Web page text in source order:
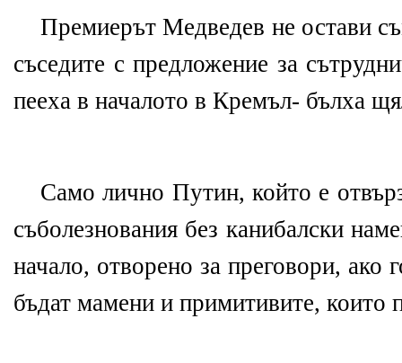
Премиерът Медведев не остави
съседите с предложение за
пееха в началото в Кремъл- бълха
Само лично Путин, който е
съболезнования без канибалски
начало, отворено за преговори,
бъдат мамени и примитивите, които